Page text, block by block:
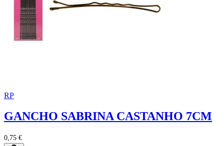
RP
GANCHO SABRINA CASTANHO 7CM
0,75 €